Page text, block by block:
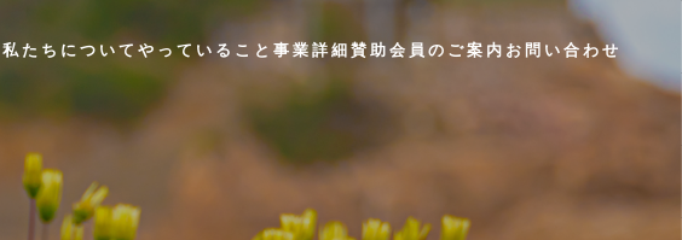
私たちについて やっていること 事業詳細 賛助会員のご案内 お問い合わせ